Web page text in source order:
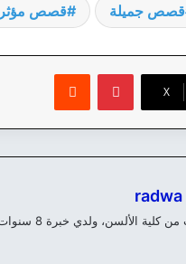
قصص جميلة قصص
‫X
بينتيريست
radwa
خبرة 8 سنوات في كتابة وانشاء المحتوي العربي، عملت في أكثر من 20 موقع مختلف علي مدار السنين الماضية.